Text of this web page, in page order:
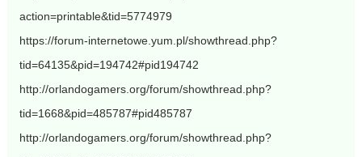
action=printable&tid=5774979
https://forum-internetowe.yum.pl/showthread.php?
tid=64135&pid=194742#pid194742
http://orlandogamers.org/forum/showthread.php?
tid=1668&pid=485787#pid485787
http://orlandogamers.org/forum/showthread.php?